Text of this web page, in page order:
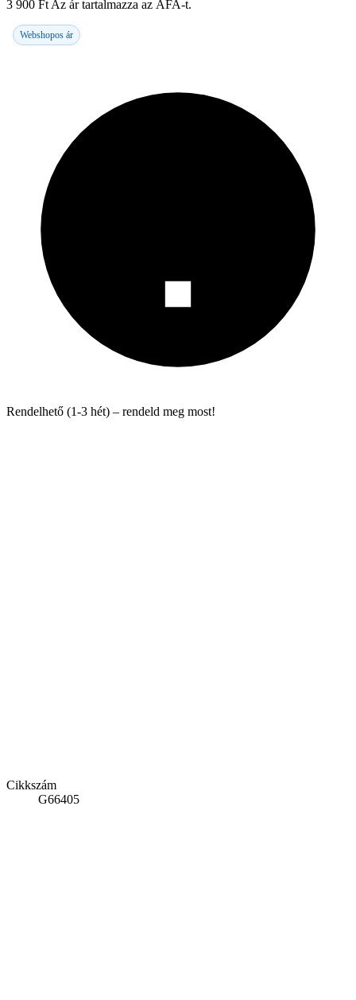
3 900 Ft Az ár tartalmazza az ÁFA-t.
Webshopos ár
Rendelhető (1-3 hét) – rendeld meg most!
Cikkszám
G66405